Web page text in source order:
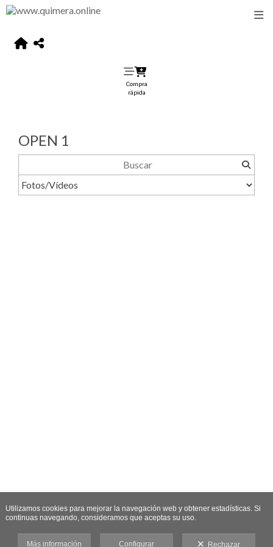
Compra
rápida
OPEN 1
Utilizamos cookies para mejorar la navegación web y obtener estadísticas. Si
continuas navegando, consideramos que aceptas su uso.
Más información Configurar Rechazar